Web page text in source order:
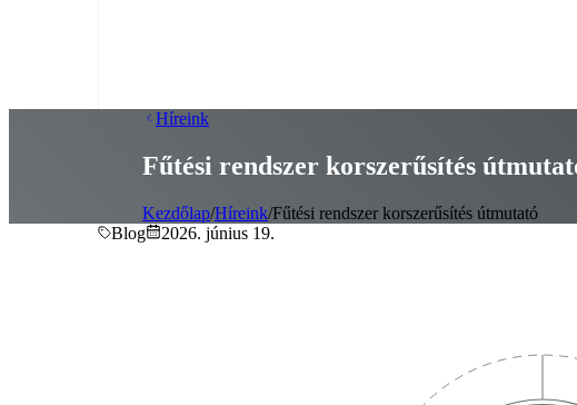
Híreink
Fűtési rendszer korszerűsítés
Kezdőlap/Híreink/Fűtési rendszer korszerűsítés útmutató
Blog
2026. június 19.